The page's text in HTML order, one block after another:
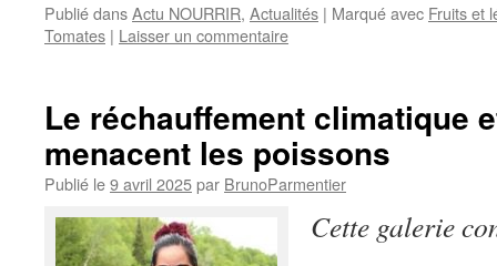
Publié dansActu NOURRIR, Actualités | Marqué avec Fruits et
Tomates | Laisser un commentaire
Le réchauffement climatique
menacent les poissons
Publié le9 avril 2025par BrunoParmentier
Cette galerie